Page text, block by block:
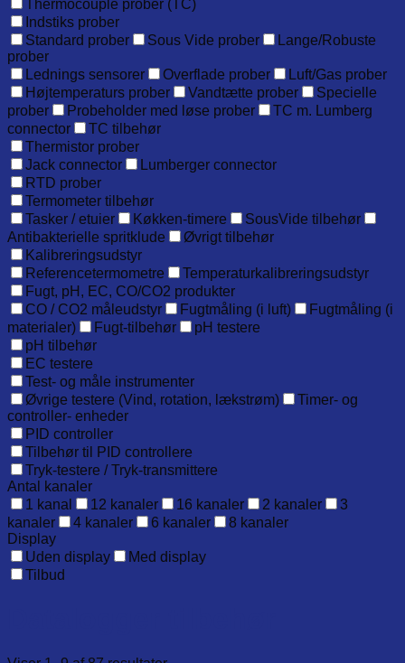
Thermocouple prober (TC)
Indstiks prober
Standard prober
Sous Vide prober
Lange/Robuste
prober
Lednings sensorer
Overflade prober
Luft/Gas prober
Højtemperaturs prober
Vandtætte prober
Specielle
prober
Probeholder med løse prober
TC m. Lumberg
connector
TC tilbehør
Thermistor prober
Jack connector
Lumberger connector
RTD prober
Termometer tilbehør
Tasker / etuier
Køkken-timere
SousVide tilbehør
Antibakterielle spritklude
Øvrigt tilbehør
Kalibreringsudstyr
Referencetermometre
Temperaturkalibreringsudstyr
Fugt, pH, EC, CO/CO2 produkter
CO / CO2 måleudstyr
Fugtmåling (i luft)
Fugtmåling (i
materialer)
Fugt-tilbehør
pH testere
pH tilbehør
EC testere
Test- og måle instrumenter
Øvrige testere (Vind, rotation, lækstrøm)
Timer- og
controller- enheder
PID controller
Tilbehør til PID controllere
Tryk-testere / Tryk-transmittere
Antal kanaler
1 kanal
12 kanaler 16 kanaler 2 kanaler
3
kanaler
4 kanaler 6 kanaler
8 kanaler
Display
Uden display
Med display
Tilbud